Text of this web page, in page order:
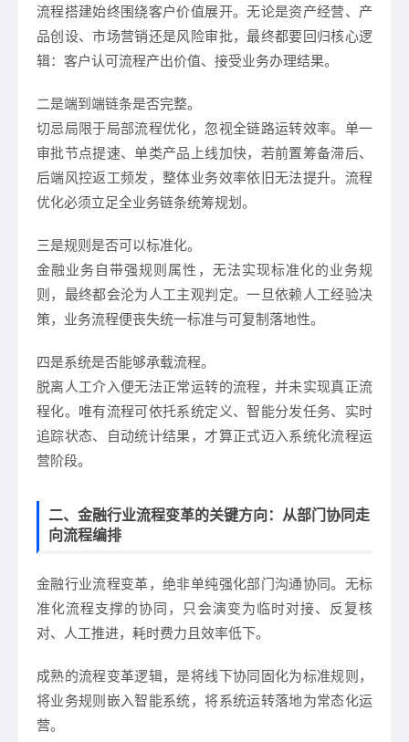
流程搭建始终围绕客户价值展开。无论是资产经营、产
品创设、市场营销还是风险审批，最终都要回归核心逻
辑：客户认可流程产出价值、接受业务办理结果。
二是端到端链条是否完整。
切忌局限于局部流程优化，忽视全链路运转效率。单一
审批节点提速、单类产品上线加快，若前置筹备滞后、
后端风控返工频发，整体业务效率依旧无法提升。流程
优化必须立足全业务链条统筹规划。
三是规则是否可以标准化。
金融业务自带强规则属性，无法实现标准化的业务规
则，最终都会沦为人工主观判定。一旦依赖人工经验决
策，业务流程便丧失统一标准与可复制落地性。
四是系统是否能够承载流程。
脱离人工介入便无法正常运转的流程，并未实现真正流
程化。唯有流程可依托系统定义、智能分发任务、实时
追踪状态、自动统计结果，才算正式迈入系统化流程运
营阶段。
二、金融行业流程变革的关键方向：从部门协同走
向流程编排
金融行业流程变革，绝非单纯强化部门沟通协同。无标
准化流程支撑的协同，只会演变为临时对接、反复核
对、人工推进，耗时费力且效率低下。
成熟的流程变革逻辑，是将线下协同固化为标准规则，
将业务规则嵌入智能系统，将系统运转落地为常态化运
营。